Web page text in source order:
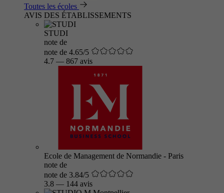
Toutes les écoles
AVIS DES ÉTABLISSEMENTS
STUDI
note de
note de 4.65/5
4.7 — 867 avis
Ecole de Management de Normandie - Paris
note de
note de 3.84/5
3.8 — 144 avis